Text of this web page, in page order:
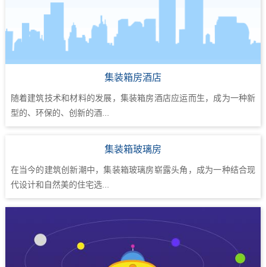
集装箱房酒店
随着建筑技术和材料的发展，集装箱房酒店应运而生，成为一种新
型的、环保的、创新的酒...
集装箱玻璃房
在当今的建筑创新潮中，集装箱玻璃房崭露头角，成为一种结合现
代设计和自然美的住宅选...